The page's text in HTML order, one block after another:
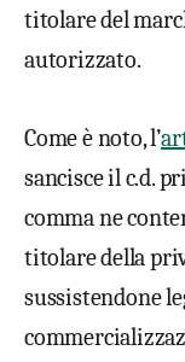
titolare del
autorizzato.
Come è noto, l’
sancisce il c.d.
comma ne
titolare della
sussistendone